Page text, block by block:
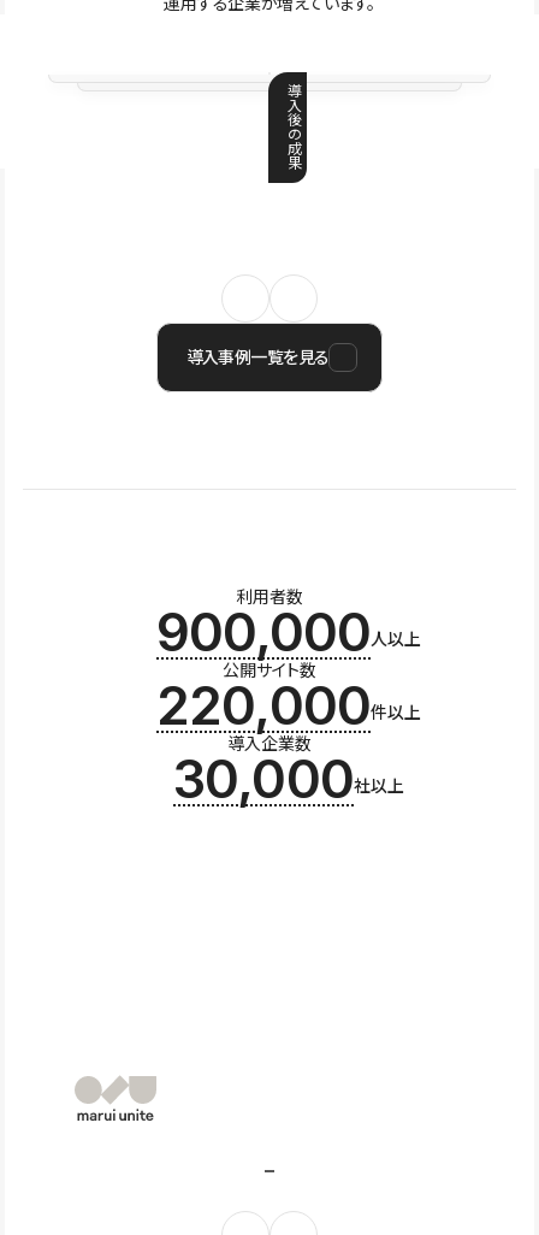
導
入
後
の
成
果
導入事例一覧を見る
利用者数
900,000人以上
公開サイト数
220,000件以上
導入企業数
30,000社以上